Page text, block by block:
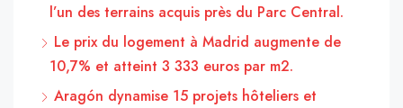
l’un des terrains acquis près du Parc Central.
Le prix du logement à Madrid augmente de
10,7% et atteint 3 333 euros par m2.
Aragón dynamise 15 projets hôteliers et